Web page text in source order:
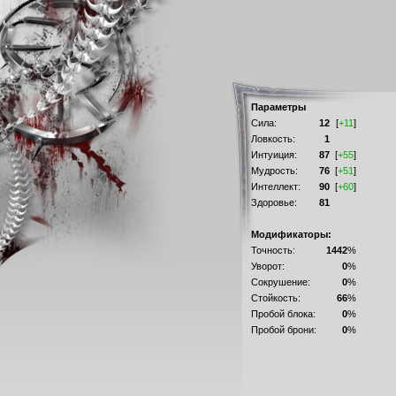
Параметры
Сила:
12 [+11]
Ловкость:
1
Интуиция:
87 [+55]
Мудрость:
76 [+51]
Интеллект:
90 [+60]
Здоровье:
81
Модификаторы:
Точность:
1442%
Уворот:
0%
Сокрушение:
0%
Стойкость:
66%
Пробой блока:
0%
Пробой брони:
0%